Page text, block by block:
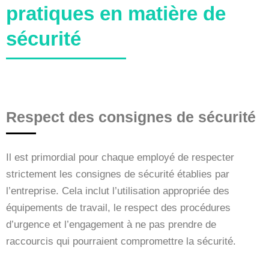
pratiques en matière de
sécurité
Respect des consignes de sécurité
Il est primordial pour chaque employé de respecter
strictement les consignes de sécurité établies par
l’entreprise. Cela inclut l’utilisation appropriée des
équipements de travail, le respect des procédures
d’urgence et l’engagement à ne pas prendre de
raccourcis qui pourraient compromettre la sécurité.